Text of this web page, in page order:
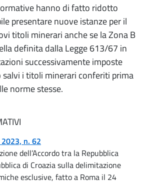
hanno di fatto ridotto
presentare nuove istanze per il
titoli minerari anche se la Zona B
definita dalla Legge 613/67 in
successivamente imposte
i titoli minerari conferiti prima
norme stesse.
n. 62
dell’Accordo tra la Repubblica
di Croazia sulla delimitazione
esclusive, fatto a Roma il 24